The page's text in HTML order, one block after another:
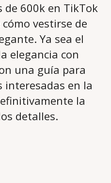
de 600k en TikTok
vestirse de
Ya sea el
elegancia con
una guía para
interesadas en la
la
detalles.